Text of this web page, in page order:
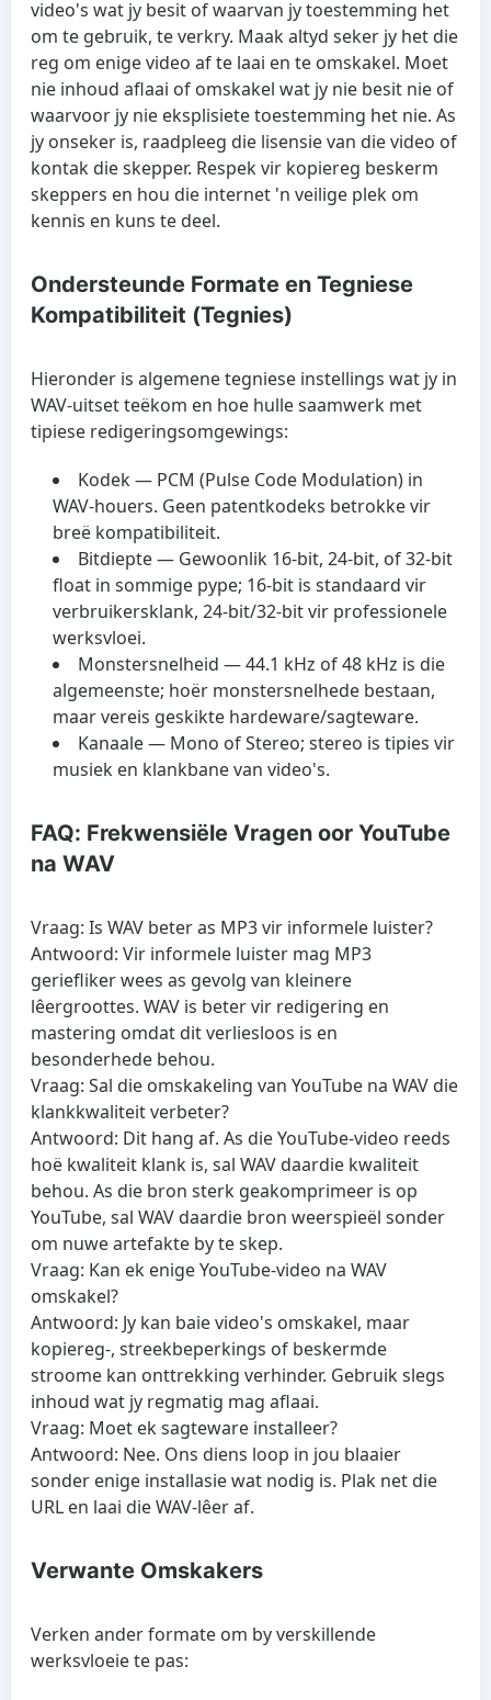
video's wat jy besit of waarvan jy toestemming het
om te gebruik, te verkry. Maak altyd seker jy het die
reg om enige video af te laai en te omskakel. Moet
nie inhoud aflaai of omskakel wat jy nie besit nie of
waarvoor jy nie eksplisiete toestemming het nie. As
jy onseker is, raadpleeg die lisensie van die video of
kontak die skepper. Respek vir kopiereg beskerm
skeppers en hou die internet 'n veilige plek om
kennis en kuns te deel.
Ondersteunde Formate en Tegniese
Kompatibiliteit (Tegnies)
Hieronder is algemene tegniese instellings wat jy in
WAV-uitset teëkom en hoe hulle saamwerk met
tipiese redigeringsomgewings:
Kodek— PCM (Pulse Code Modulation) in
WAV-houers. Geen patentkodeks betrokke vir
breë kompatibiliteit.
Bitdiepte— Gewoonlik 16‑bit, 24‑bit, of 32‑bit
float in sommige pype; 16‑bit is standaard vir
verbruikersklank, 24‑bit/32‑bit vir professionele
werksvloei.
Monstersnelheid — 44.1 kHz of 48 kHz is die
algemeenste; hoër monstersnelhede bestaan,
maar vereis geskikte hardeware/sagteware.
Kanaale— Mono of Stereo; stereo is tipies vir
musiek en klankbane van video's.
FAQ: Frekwensiële Vragen oor YouTube
na WAV
Vraag: Is WAV beter as MP3 vir informele luister?
Antwoord: Vir informele luister mag MP3
geriefliker wees as gevolg van kleinere
lêergroottes. WAV is beter vir redigering en
mastering omdat dit verliesloos is en
besonderhede behou.
Vraag: Sal die omskakeling van YouTube na WAV die
klankkwaliteit verbeter?
Antwoord: Dit hang af. As die YouTube-video reeds
hoë kwaliteit klank is, sal WAV daardie kwaliteit
behou. As die bron sterk geakomprimeer is op
YouTube, sal WAV daardie bron weerspieël sonder
om nuwe artefakte by te skep.
Vraag: Kan ek enige YouTube-video na WAV
omskakel?
Antwoord: Jy kan baie video's omskakel, maar
kopiereg-, streekbeperkings of beskermde
stroome kan onttrekking verhinder. Gebruik slegs
inhoud wat jy regmatig mag aflaai.
Vraag: Moet ek sagteware installeer?
Antwoord: Nee. Ons diens loop in jou blaaier
sonder enige installasie wat nodig is. Plak net die
URL en laai die WAV-lêer af.
Verwante Omskakers
Verken ander formate om by verskillende
werksvloeie te pas: